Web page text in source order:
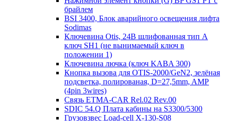
брайлем
BSI 3400, Блок аварийного освещения лифта
Sodimas
Ключевина Otis, 24В шлифованная тип А
ключ SH1 (не вынимаемый ключ в
положении 1)
Ключевина лючка (ключ KABA 300)
Кнопка вызова для OTIS-2000/GeN2, зелёная
подсветка, полированая, D=27,5mm, AMP
(4pin 3wires)
Связь ETMA-CAR Rel.02 Rev.00
SDIC 54.Q Плата кабины на S3300/5300
Грузовзвес Load-cell X-130-S08